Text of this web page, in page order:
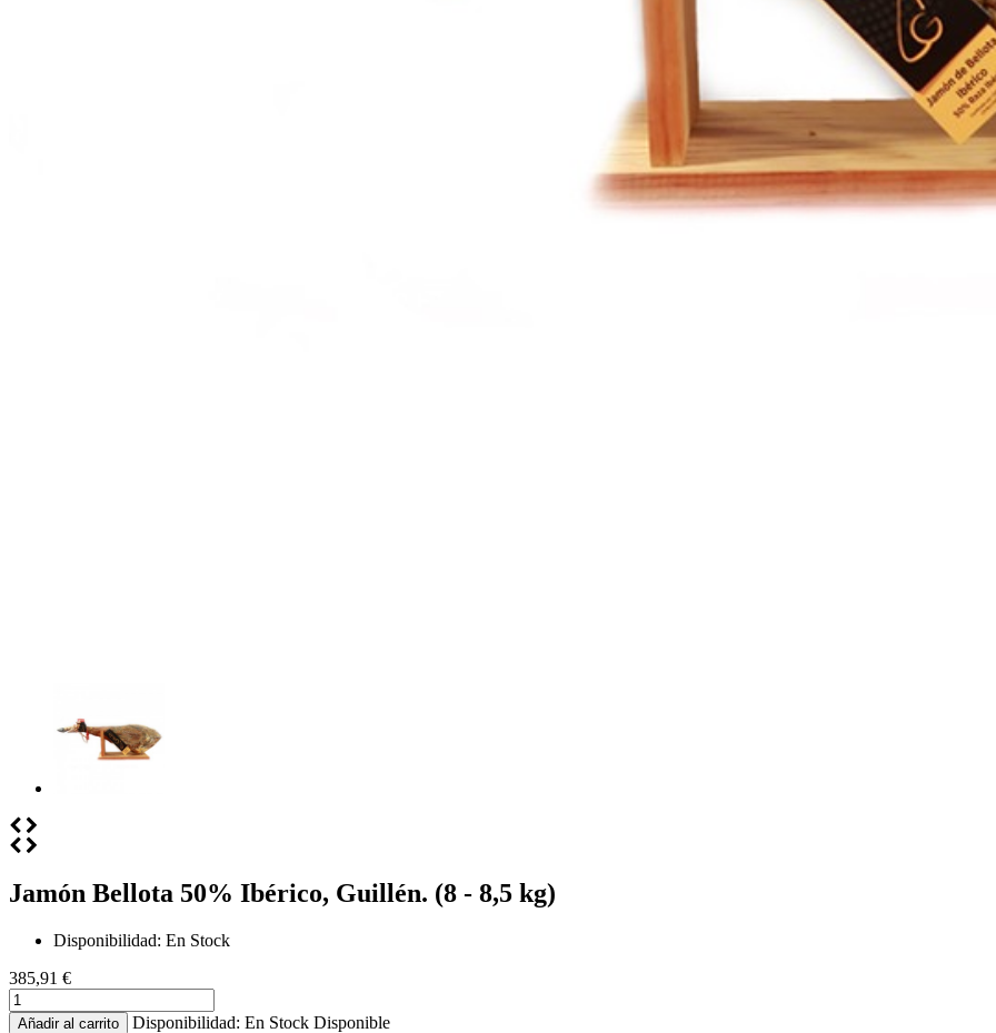
Jamón Bellota 50% Ibérico, Guillén. (8 - 8,5 kg)
Disponibilidad: En Stock
385,91 €
Añadir al carrito Disponibilidad: En Stock Disponible